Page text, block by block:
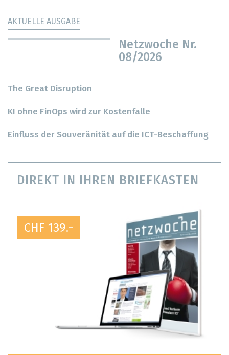
AKTUELLE AUSGABE
Netzwoche Nr.
08/2026
The Great Disruption
KI ohne FinOps wird zur Kostenfalle
Einfluss der Souveränität auf die ICT-Beschaffung
DIREKT IN IHREN BRIEFKASTEN
CHF 139.-